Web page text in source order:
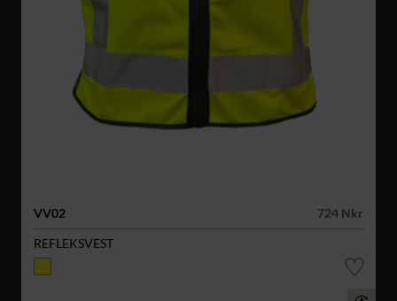
VV02
724 Nkr
REFLEKSVEST